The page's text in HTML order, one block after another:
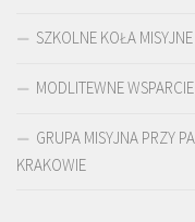
SZKOLNE KOŁA MISYJNE
MODLITEWNE WSPARCIE
GRUPA MISYJNA PRZY
KRAKOWIE